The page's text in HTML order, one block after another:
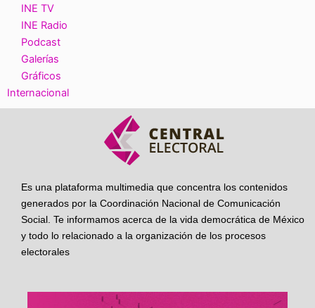
INE TV
INE Radio
Podcast
Galerías
Gráficos
Internacional
Es una plataforma multimedia que concentra los contenidos
generados por la Coordinación Nacional de Comunicación
Social. Te informamos acerca de la vida democrática de México
y todo lo relacionado a la organización de los procesos
electorales